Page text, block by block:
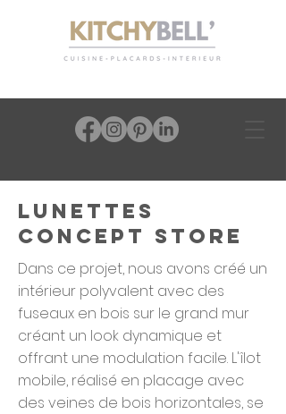
Lunettes
Concept Store
Dans ce projet, nous avons créé un
intérieur polyvalent avec des
fuseaux en bois sur le grand mur
créant un look dynamique et
offrant une modulation facile. L'îlot
mobile, réalisé en placage avec
des veines de bois horizontales, se